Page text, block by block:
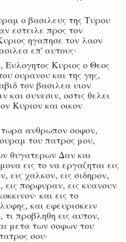
ο βασιλευς της Τυρου
εστειλε προς τον
ηγαπησε τον λαον
επ' αυτους·
Ευλογητος Κυριος ο Θεος
ουρανου και της γης,
τον βασιλεα υιον
και συνεσιν, οστις θελει
Κυριον και οικον
ανθρωπον σοφον,
του πατρος μου,
θυγατερων Δαν και
εις το να εργαζηται εις
εις χαλκον, εις σιδηρον,
εις πορφυραν, εις κυανουν
και εις το
και εφευρισκειν
προβληθη εις αυτον,
μετα των σοφων του
σου·